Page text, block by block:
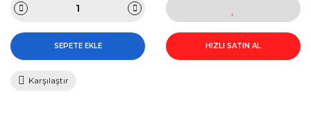
SEPETE EKLE HIZLI SATIN AL
Karşılaştır